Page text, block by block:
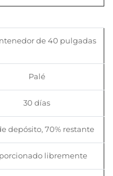
de 40 pulgadas
Palé
30 días
depósito, 70% restante
libremente